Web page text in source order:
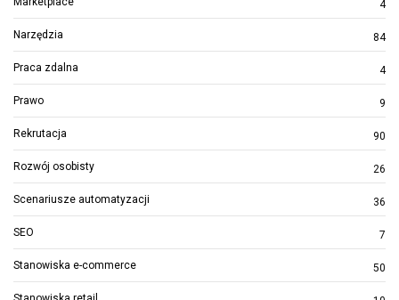
4
Narzędzia 84
Praca zdalna 4
Prawo 9
Rekrutacja 90
Rozwój osobisty 26
Scenariusze automatyzacji 36
SEO 7
Stanowiska e-commerce 50